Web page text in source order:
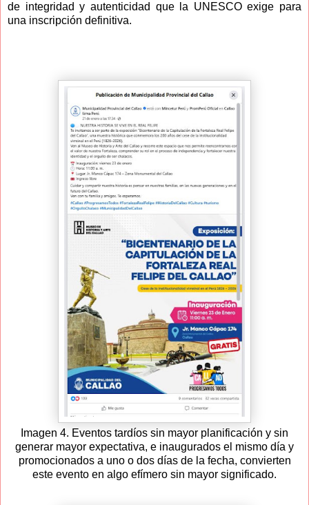
de integridad y autenticidad que la UNESCO exige para
una inscripción definitiva.
Imagen 4. Eventos tardíos sin mayor planificación y sin
generar mayor expectativa, e inaugurados el mismo día y
promocionados a uno o dos días de la fecha, convierten
este evento en algo efímero sin mayor significado.